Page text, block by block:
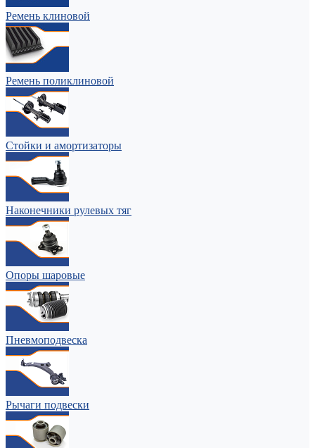
Ремень клиновой
Ремень поликлиновой
Стойки и амортизаторы
Наконечники рулевых тяг
Опоры шаровые
Пневмоподвеска
Рычаги подвески